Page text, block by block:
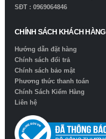
SĐT : 0969064846
CHÍNH SÁCH KHÁCH HÀNG
Hướng dẫn đặt hàng
Chính sách đổi trả
Chính sách bảo mật
Phương thức thanh toán
Chính Sách Kiểm Hàng
Liên hệ